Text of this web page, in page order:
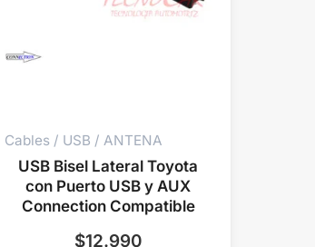
Cables / USB / ANTENA
USB Bisel Lateral Toyota
con Puerto USB y AUX
Connection Compatible
$12.990